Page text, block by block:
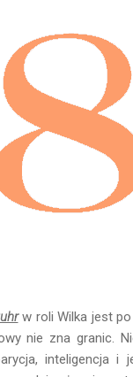
w roli Wilka jest
nie zna granic.
inteligencja i